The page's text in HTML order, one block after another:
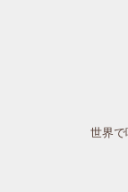
世界で